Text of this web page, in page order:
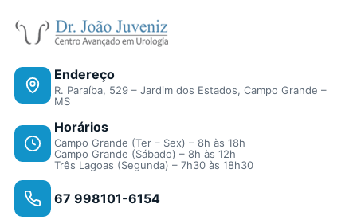
Endereço
R. Paraíba, 529 – Jardim dos Estados, Campo Grande –
MS
Horários
Campo Grande (Ter – Sex) – 8h às 18h
Campo Grande (Sábado) – 8h às 12h
Três Lagoas (Segunda) – 7h30 às 18h30
67 998101-6154